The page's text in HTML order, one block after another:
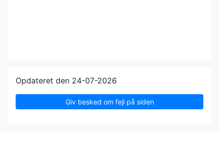
Opdateret den 24-07-2026
Giv besked om fejl på siden